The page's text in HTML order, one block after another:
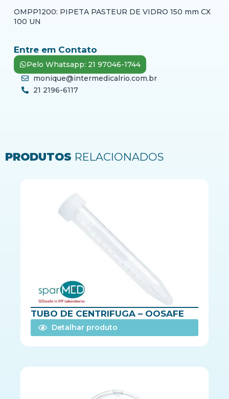
OMPP1200: PIPETA PASTEUR DE VIDRO 150 mm CX
100 UN
Entre em Contato
Pelo Whatsapp: 21 97046-1744
monique@intermedicalrio.com.br
21 2196-6117
PRODUTOS RELACIONADOS
TUBO DE CENTRIFUGA – OOSAFE
Detalhar produto